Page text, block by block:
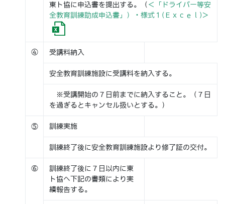
東ト協に申込書を提出する。（ ＜「ドライバー等安
全教育訓練助成申込書」）・様式１(Ｅｘｃｅｌ)＞
④ 受講料納入
安全教育訓練施設に受講料を納入する。
※受講開始の７日前までに納入すること。（７日
を過ぎるとキャンセル扱いとする。）
⑤ 訓練実施
訓練終了後に安全教育訓練施設より修了証の交付。
⑥
訓練終了後に７日以内に東
ト協へ下記の書類により実
績報告する。